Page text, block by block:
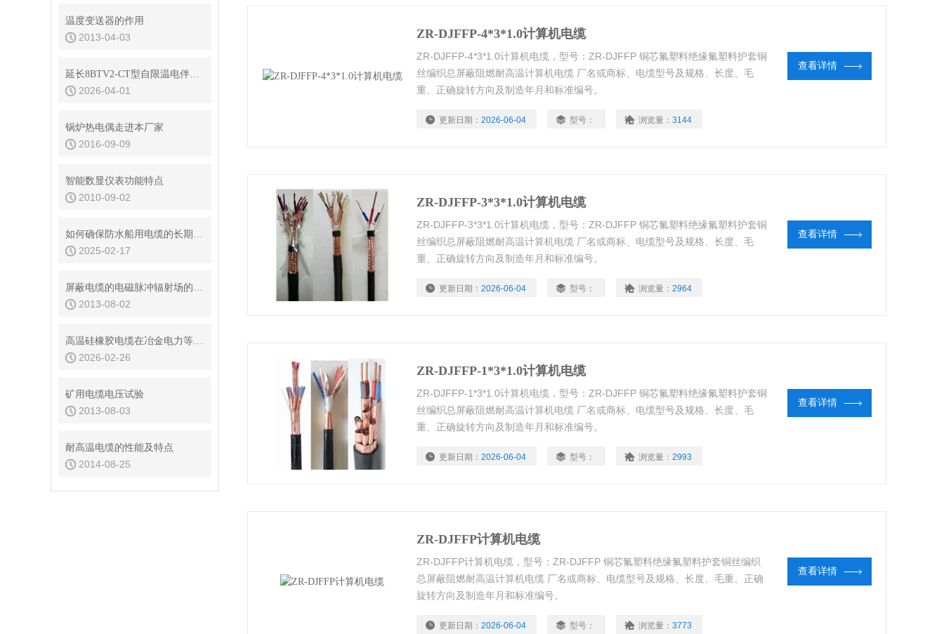
温度变送器的作用
2013-04-03
延长8BTV2-CT型自限温电伴热带使用寿命的策略
2026-04-01
锅炉热电偶走进本厂家
2016-09-09
智能数显仪表功能特点
2010-09-02
如何确保防水船用电缆的长期耐用性和安全性
2025-02-17
屏蔽电缆的电磁脉冲辐射场的耦合特性
2013-08-02
高温硅橡胶电缆在冶金电力等严苛环境的应用实践
2026-02-26
矿用电缆电压试验
2013-08-03
耐高温电缆的性能及特点
2014-08-25
ZR-DJFFP-4*3*1.0计算机电缆
ZR-DJFFP-4*3*1.0计算机电缆，型号：ZR-DJFFP 铜芯氟塑料绝缘氟塑料护套铜
丝编织总屏蔽阻燃耐高温计算机电缆 厂名或商标、电缆型号及规格、长度、毛
重、正确旋转方向及制造年月和标准编号。
更新日期： 2026-06-04 型号： 浏览量： 3144
查看详情
ZR-DJFFP-3*3*1.0计算机电缆
ZR-DJFFP-3*3*1.0计算机电缆，型号：ZR-DJFFP 铜芯氟塑料绝缘氟塑料护套铜
丝编织总屏蔽阻燃耐高温计算机电缆 厂名或商标、电缆型号及规格、长度、毛
重、正确旋转方向及制造年月和标准编号。
更新日期： 2026-06-04 型号： 浏览量： 2964
查看详情
ZR-DJFFP-1*3*1.0计算机电缆
ZR-DJFFP-1*3*1.0计算机电缆，型号：ZR-DJFFP 铜芯氟塑料绝缘氟塑料护套铜
丝编织总屏蔽阻燃耐高温计算机电缆 厂名或商标、电缆型号及规格、长度、毛
重、正确旋转方向及制造年月和标准编号。
更新日期： 2026-06-04 型号： 浏览量： 2993
查看详情
ZR-DJFFP计算机电缆
ZR-DJFFP计算机电缆，型号：ZR-DJFFP 铜芯氟塑料绝缘氟塑料护套铜丝编织
总屏蔽阻燃耐高温计算机电缆 厂名或商标、电缆型号及规格、长度、毛重、正确
旋转方向及制造年月和标准编号。
更新日期： 2026-06-04 型号： 浏览量： 3773
查看详情